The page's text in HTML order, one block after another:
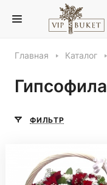
Главная Каталог
Гипсофила
ФИЛЬТР